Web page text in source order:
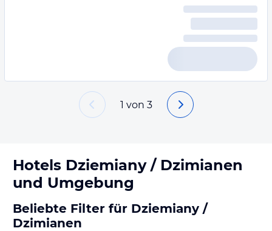
1 von 3
Hotels Dziemiany / Dzimianen
und Umgebung
Beliebte Filter für Dziemiany /
Dzimianen